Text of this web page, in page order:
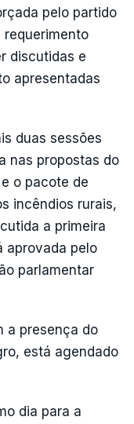
pelo partido
requerimento
discutidas e
apresentadas
duas sessões
nas propostas do
o pacote de
incêndios rurais,
a primeira
aprovada pelo
parlamentar
a presença do
está agendado
dia para a